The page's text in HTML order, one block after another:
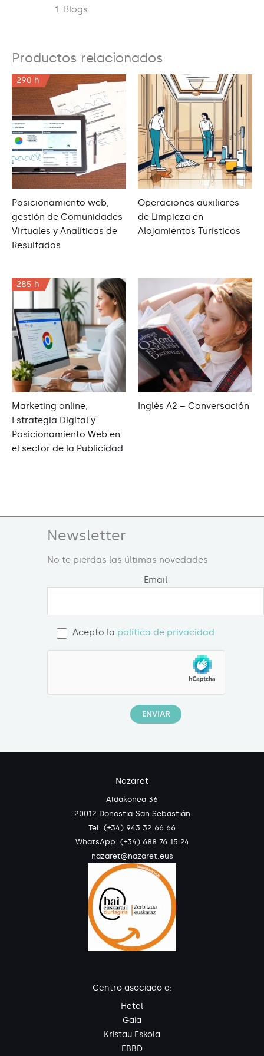
Blogs
Productos relacionados
290 h
Posicionamiento web,
gestión de Comunidades
Virtuales y Analíticas de
Resultados
Operaciones auxiliares
de Limpieza en
Alojamientos Turísticos
285 h
Marketing online,
Estrategia Digital y
Posicionamiento Web en
el sector de la Publicidad
Inglés A2 – Conversación
Newsletter
No te pierdas las últimas novedades
Email
Acepto la política de privacidad
Nazaret
Aldakonea 36
20012 Donostia-San Sebastián
Tel: (+34) 943 32 66 66
WhatsApp: (+34) 688 76 15 24
nazaret@nazaret.eus
Centro asociado a:
Hetel
Gaia
Kristau Eskola
EBBD